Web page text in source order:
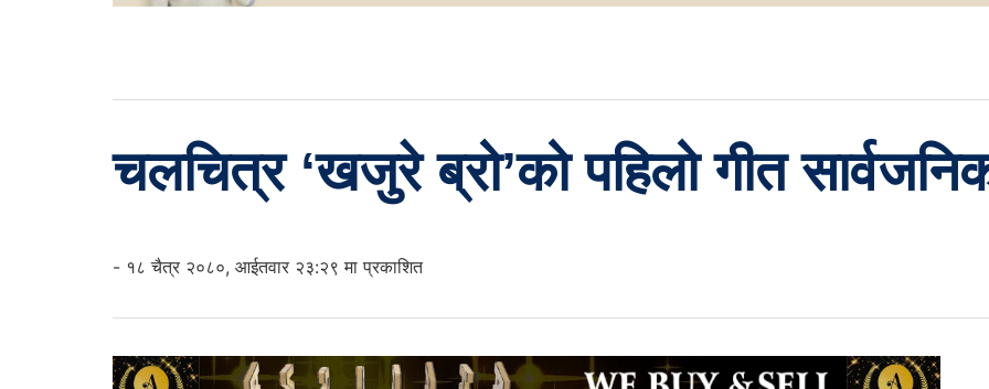
चलचित्र ‘खजुरे ब्रो’को पहिलो गीत
- १८ चैत्र २०८०, आईतवार २३:२९ मा प्रकाशित